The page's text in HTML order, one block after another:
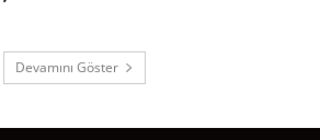
Devamını Göster